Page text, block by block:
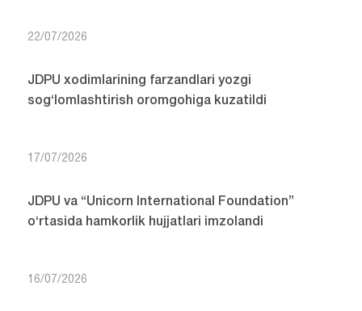
22/07/2026
JDPU xodimlarining farzandlari yozgi
sog‘lomlashtirish oromgohiga kuzatildi
17/07/2026
JDPU va “Unicorn International Foundation”
o‘rtasida hamkorlik hujjatlari imzolandi
16/07/2026